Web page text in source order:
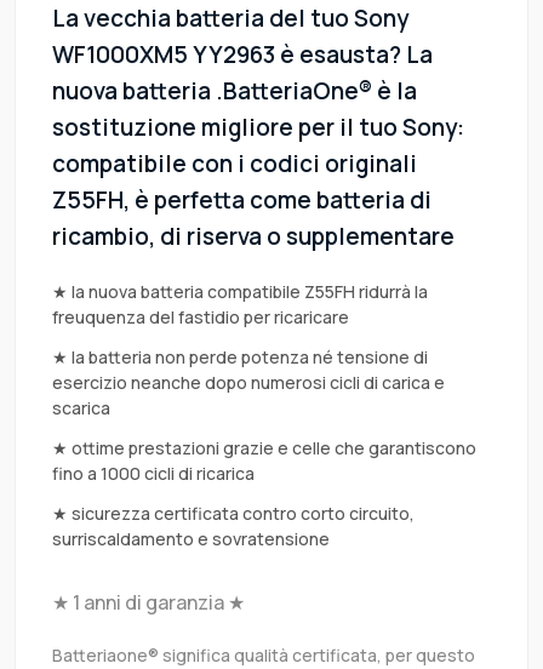
La vecchia batteria del tuo Sony
WF1000XM5 YY2963 è esausta? La
nuova batteria .BatteriaOne® è la
sostituzione migliore per il tuo Sony:
compatibile con i codici originali
Z55FH, è perfetta come batteria di
ricambio, di riserva o supplementare
★ la nuova batteria compatibile Z55FH ridurrà la
freuquenza del fastidio per ricaricare
★ la batteria non perde potenza né tensione di
esercizio neanche dopo numerosi cicli di carica e
scarica
★ ottime prestazioni grazie e celle che garantiscono
fino a 1000 cicli di ricarica
★ sicurezza certificata contro corto circuito,
surriscaldamento e sovratensione
★ 1 anni di garanzia ★
Batteriaone® significa qualità certificata, per questo